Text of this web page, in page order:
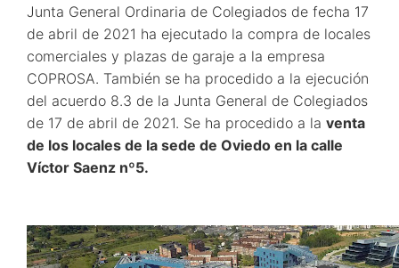
Junta General Ordinaria de Colegiados de fecha 17
de abril de 2021 ha ejecutado la compra de locales
comerciales y plazas de garaje a la empresa
COPROSA. También se ha procedido a la ejecución
del acuerdo 8.3 de la Junta General de Colegiados
de 17 de abril de 2021. Se ha procedido a la venta
de los locales de la sede de Oviedo en la calle
Víctor Saenz nº5.